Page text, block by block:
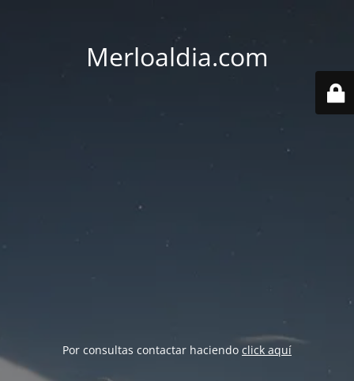
Merloaldia.com
Por consultas contactar haciendo click aquí